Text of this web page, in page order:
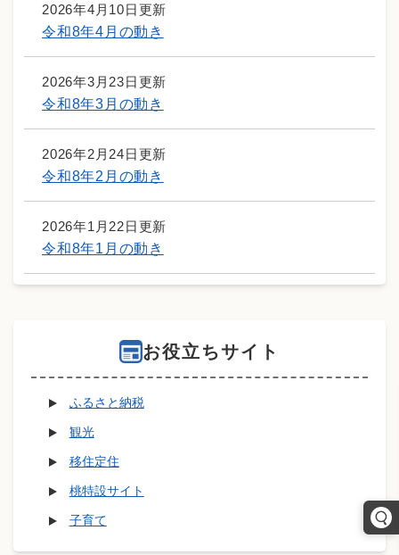
2026年4月10日更新
令和8年4月の動き
2026年3月23日更新
令和8年3月の動き
2026年2月24日更新
令和8年2月の動き
2026年1月22日更新
令和8年1月の動き
お役立ちサイト
ふるさと納税
観光
移住定住
桃特設サイト
子育て